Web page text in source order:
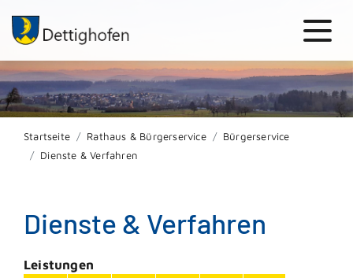
Startseite Rathaus & Bürgerservice
Bürgerservice
Dienste & Verfahren
Dienste & Verfahren
Leistungen